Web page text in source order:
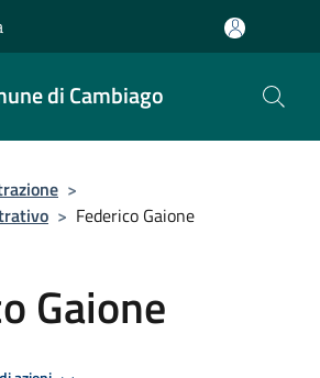
di Cambiago
>
> Federico Gaione
Gaione